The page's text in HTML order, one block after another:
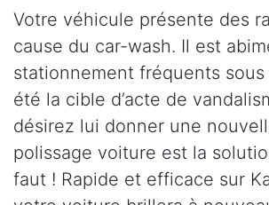
Votre véhicule présente des
cause du car-wash. Il est
stationnement fréquents sous
été la cible d’acte de
désirez lui donner une
polissage voiture est la
faut ! Rapide et efficace sur